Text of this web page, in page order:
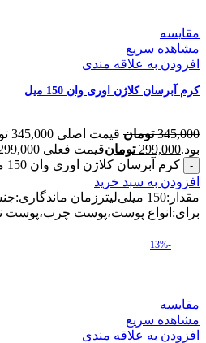
مقایسه
مشاهده سریع
افزودن به علاقه مندی
کرم آبرسان کلاژن اوری وان 150 میل
345,000 تومان
قیمت
بود.299,000 تومانقیمت فعلی 299,000 تومان است.
کرم آبرسان کلاژن اوری وان 150 میل عدد
افزودن به سبد خرید
مقدار:150 میلی‌لیترزمان
برای:انواع پوست،پوست چرب،پوست
-13%
مقایسه
مشاهده سریع
افزودن به علاقه مندی